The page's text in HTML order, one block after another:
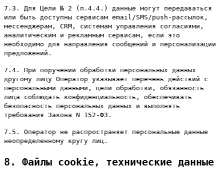
7.3. Для Цели № 2 (п.4.4.) данные могут передаваться
или быть доступны сервисам email/SMS/push-рассылок,
мессенджерам, CRM, системам управления согласиями,
аналитическим и рекламным сервисам, если это
необходимо для направления сообщений и персонализации
предложений.
7.4. При поручении обработки персональных данных
другому лицу Оператор указывает перечень действий с
персональными данными, цели обработки, обязанность
лица соблюдать конфиденциальность, обеспечивать
безопасность персональных данных и выполнять
требования Закона N 152-ФЗ.
7.5. Оператор не распространяет персональные данные
неопределенному кругу лиц.
8. Файлы cookie, технические данные